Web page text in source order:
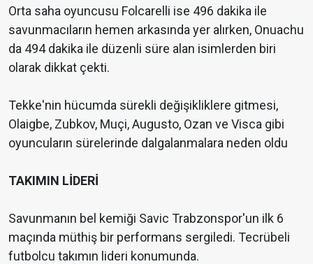
Orta saha oyuncusu Folcarelli ise 496 dakika ile
savunmacıların hemen arkasında yer alırken, Onuachu
da 494 dakika ile düzenli süre alan isimlerden biri
olarak dikkat çekti.
Tekke'nin hücumda sürekli değişikliklere gitmesi,
Olaigbe, Zubkov, Muçi, Augusto, Ozan ve Visca gibi
oyuncuların sürelerinde dalgalanmalara neden oldu
TAKIMIN LİDERİ
Savunmanın bel kemiği Savic Trabzonspor'un ilk 6
maçında müthiş bir performans sergiledi. Tecrübeli
futbolcu takımın lideri konumunda.